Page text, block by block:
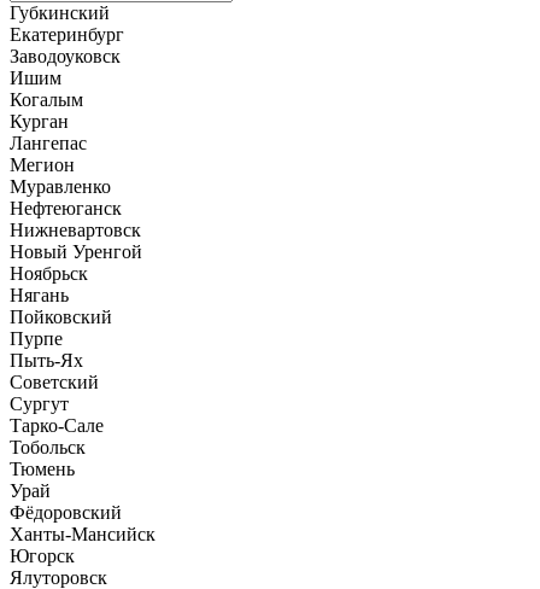
Губкинский
Екатеринбург
Заводоуковск
Ишим
Когалым
Курган
Лангепас
Мегион
Муравленко
Нефтеюганск
Нижневартовск
Новый Уренгой
Ноябрьск
Нягань
Пойковский
Пурпе
Пыть-Ях
Советский
Сургут
Тарко-Сале
Тобольск
Тюмень
Урай
Фёдоровский
Ханты-Мансийск
Югорск
Ялуторовск